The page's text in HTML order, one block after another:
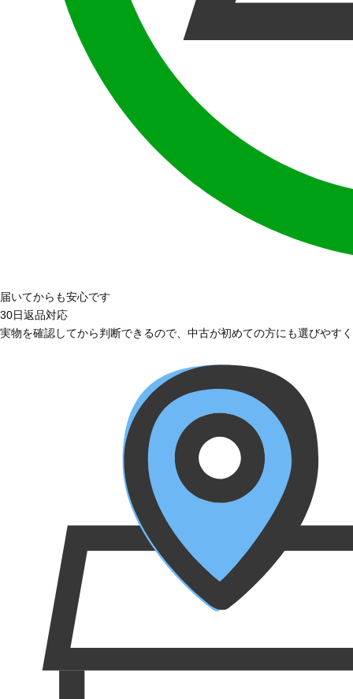
届いてからも安心です
30日返品対応
実物を確認してから判断できるので、中古が初めての方にも選びやす